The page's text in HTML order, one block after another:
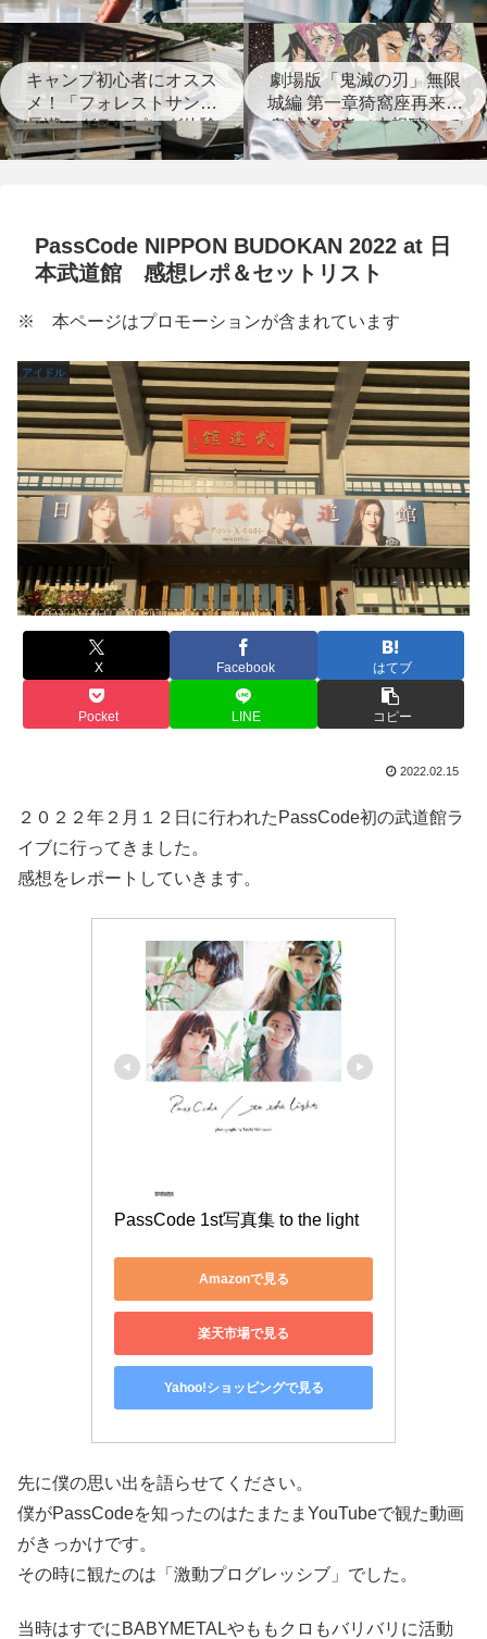
で）
つめなおす本3選
キャンプ初心者にオスス
メ！「フォレストサンズ
長瀞」グランピング体験
レポート
劇場版「鬼滅の刃」無限
城編 第一章猗窩座再来は
鬼滅初心者（未視聴）で
も楽しめる？
PassCode NIPPON BUDOKAN 2022 at 日
本武道館 感想レポ＆セットリスト
※ 本ページはプロモーションが含まれています
アイドル
X Facebook はてブ
Pocket LINE コピー
2022.02.15
２０２２年２月１２日に行われたPassCode初の武道館ラ
イブに行ってきました。
感想をレポートしていきます。
PassCode 1st写真集 to the light
Amazonで見る
楽天市場で見る
Yahoo!ショッピングで見る
先に僕の思い出を語らせてください。
僕がPassCodeを知ったのはたまたまYouTubeで観た動画
がきっかけです。
その時に観たのは「激動プログレッシブ」でした。
当時はすでにBABYMETALやももクロもバリバリに活動